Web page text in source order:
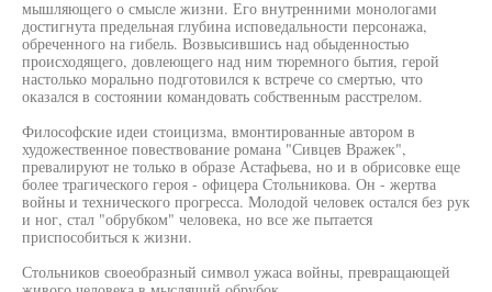
мышляющего о смысле жизни. Его внутренними монологами
достигнута предельная глубина исповедальности персонажа,
обреченного на гибель. Возвысившись над обыденностью
происходящего, довлеющего над ним тюремного бытия, герой
настолько морально подготовился к встрече со смертью, что
оказался в состоянии командовать собственным расстрелом.
Философские идеи стоицизма, вмонтированные автором в
художественное повествование романа "Сивцев Вражек",
превалируют не только в образе Астафьева, но и в обрисовке еще
более трагического героя - офицера Стольникова. Он - жертва
войны и технического прогресса. Молодой человек остался без рук
и ног, стал "обрубком" человека, но все же пытается
приспособиться к жизни.
Стольников своеобразный символ ужаса войны, превращающей